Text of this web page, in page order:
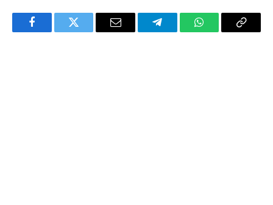
FacebookTwitter Email TelegramWhatsAppCopy